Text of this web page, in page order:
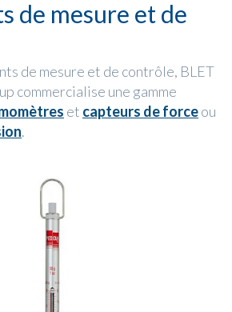
de mesure et de
de mesure et de contrôle, BLET
commercialise une gamme
et capteurs de forceou
.